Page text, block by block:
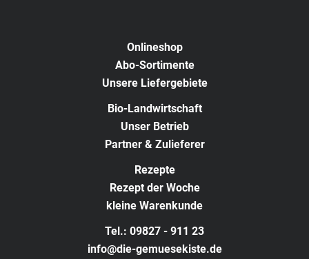
Onlineshop
Abo-Sortimente
Unsere Liefergebiete
Bio-Landwirtschaft
Unser Betrieb
Partner & Zulieferer
Rezepte
Rezept der Woche
kleine Warenkunde
Tel.: 09827 - 911 23
info@die-gemuesekiste.de